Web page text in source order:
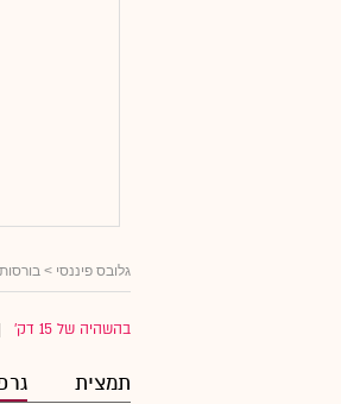
גלובס פיננסי >
בהשהיה של 15 דק'
תמצית